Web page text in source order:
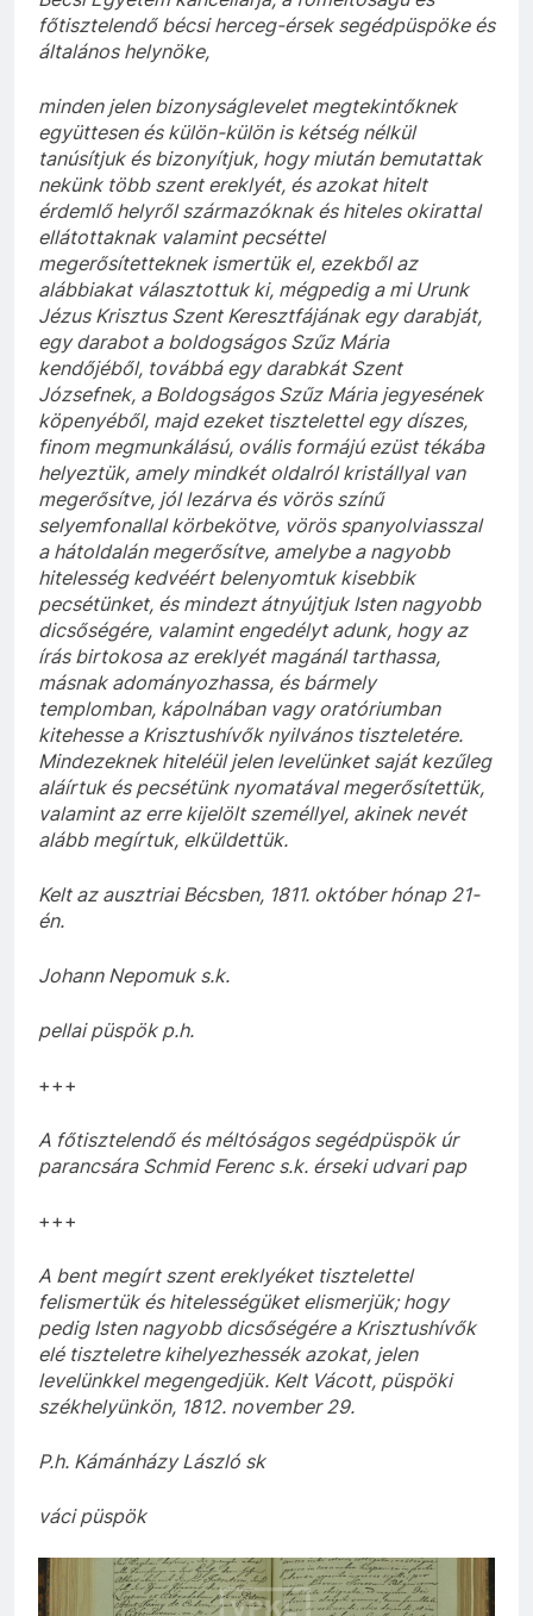
főtisztelendő bécsi herceg-érsek segédpüspöke és
általános helynöke,
minden jelen bizonyságlevelet megtekintőknek
együttesen és külön-külön is kétség nélkül
tanúsítjuk és bizonyítjuk, hogy miután bemutattak
nekünk több szent ereklyét, és azokat hitelt
érdemlő helyről származóknak és hiteles okirattal
ellátottaknak valamint pecséttel
megerősítetteknek ismertük el, ezekből az
alábbiakat választottuk ki, mégpedig a mi Urunk
Jézus Krisztus Szent Keresztfájának egy darabját,
egy darabot a boldogságos Szűz Mária
kendőjéből, továbbá egy darabkát Szent
Józsefnek, a Boldogságos Szűz Mária jegyesének
köpenyéből, majd ezeket tisztelettel egy díszes,
finom megmunkálású, ovális formájú ezüst tékába
helyeztük, amely mindkét oldalról kristállyal van
megerősítve, jól lezárva és vörös színű
selyemfonallal körbekötve, vörös spanyolviasszal
a hátoldalán megerősítve, amelybe a nagyobb
hitelesség kedvéért belenyomtuk kisebbik
pecsétünket, és mindezt átnyújtjuk Isten nagyobb
dicsőségére, valamint engedélyt adunk, hogy az
írás birtokosa az ereklyét magánál tarthassa,
másnak adományozhassa, és bármely
templomban, kápolnában vagy oratóriumban
kitehesse a Krisztushívők nyilvános tiszteletére.
Mindezeknek hiteléül jelen levelünket saját kezűleg
aláírtuk és pecsétünk nyomatával megerősítettük,
valamint az erre kijelölt személlyel, akinek nevét
alább megírtuk, elküldettük.
Kelt az ausztriai Bécsben, 1811. október hónap 21-
én.
Johann Nepomuk s.k.
pellai püspök p.h.
+++
A főtisztelendő és méltóságos segédpüspök úr
parancsára Schmid Ferenc s.k. érseki udvari pap
+++
A bent megírt szent ereklyéket tisztelettel
felismertük és hitelességüket elismerjük; hogy
pedig Isten nagyobb dicsőségére a Krisztushívők
elé tiszteletre kihelyezhessék azokat, jelen
levelünkkel megengedjük. Kelt Vácott, püspöki
székhelyünkön, 1812. november 29.
P.h. Kámánházy László sk
váci püspök